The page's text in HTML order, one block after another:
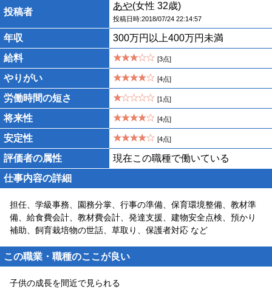
投稿者
あや(女性 32歳)
投稿日時:2018/07/24 22:14:57
年収
300万円以上400万円未満
給料
[3点]
やりがい [4点]
労働時間の短さ [1点]
将来性 [4点]
安定性 [4点]
評価者の属性
現在この職種で働いている
仕事内容の詳細
担任、学級事務、園務分掌、行事の準備、保育環境整備、教材準
備、給食費会計、教材費会計、発達支援、建物安全点検、預かり
補助、飼育栽培物の世話、草取り、保護者対応 など
この職業・職種のここが良い
子供の成長を間近で見られる